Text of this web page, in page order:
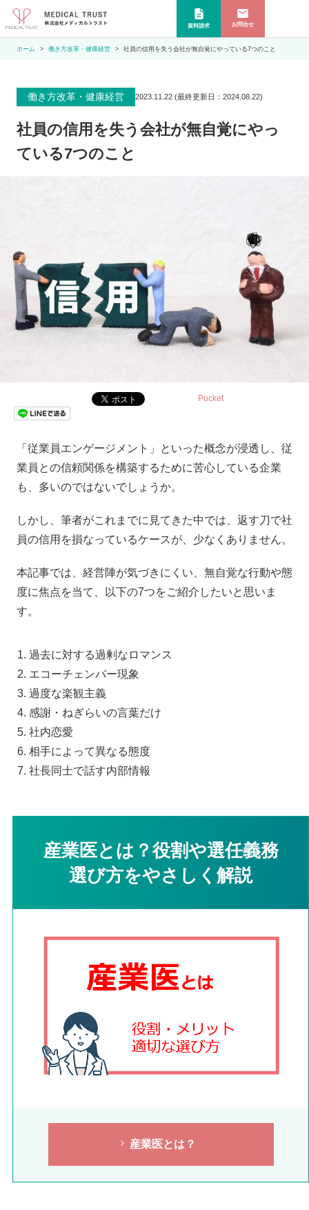
資料請求 お問合せ
ホーム 働き方改革・健康経営 社員の信用を失う会社が無自覚にやっている7つのこと
働き方改革・健康経営 2023.11.22 (最終更新日： 2024.08.22)
社員の信用を失う会社が無自覚にやっ
ている7つのこと
Pocket
「従業員エンゲージメント」といった概念が浸透し、従
業員との信頼関係を構築するために苦心している企業
も、多いのではないでしょうか。
しかし、筆者がこれまでに見てきた中では、返す刀で社
員の信用を損なっているケースが、少なくありません。
本記事では、経営陣が気づきにくい、無自覚な行動や態
度に焦点を当て、以下の7つをご紹介したいと思いま
す。
過去に対する過剰なロマンス
エコーチェンバー現象
過度な楽観主義
感謝・ねぎらいの言葉だけ
社内恋愛
相手によって異なる態度
社長同士で話す内部情報
産業医とは？役割や選任義務
選び方をやさしく解説
産業医とは？